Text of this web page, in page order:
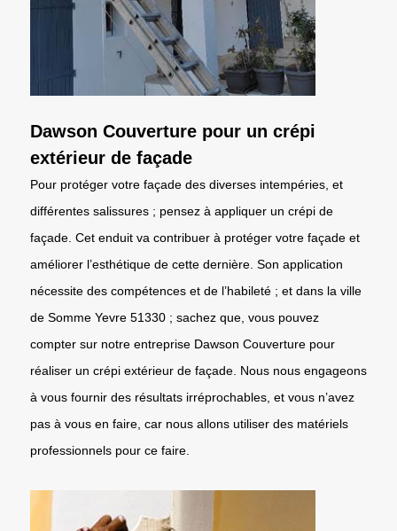
Dawson Couverture pour un crépi
extérieur de façade
Pour protéger votre façade des diverses intempéries, et
différentes salissures ; pensez à appliquer un crépi de
façade. Cet enduit va contribuer à protéger votre façade et
améliorer l’esthétique de cette dernière. Son application
nécessite des compétences et de l’habileté ; et dans la ville
de Somme Yevre 51330 ; sachez que, vous pouvez
compter sur notre entreprise Dawson Couverture pour
réaliser un crépi extérieur de façade. Nous nous engageons
à vous fournir des résultats irréprochables, et vous n’avez
pas à vous en faire, car nous allons utiliser des matériels
professionnels pour ce faire.